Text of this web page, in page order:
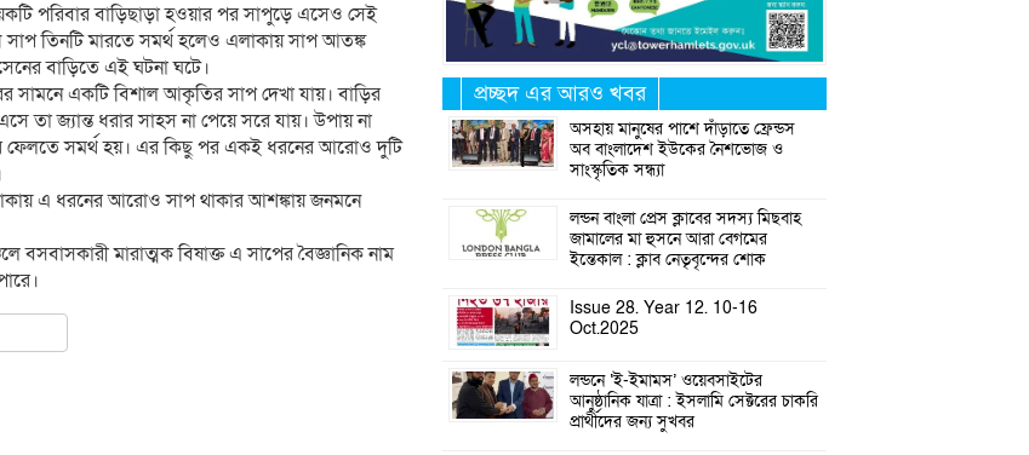
পরিবার বাড়িছাড়া হওয়ার পর সাপুড়ে এসেও সেই
সাপ তিনটি মারতে সমর্থ হলেও এলাকায় সাপ আতঙ্ক
বাড়িতে এই ঘটনা ঘটে।
সামনে একটি বিশাল আকৃতির সাপ দেখা যায়। বাড়ির
তা জ্যান্ত ধরার সাহস না পেয়ে সরে যায়। উপায় না
ফেলতে সমর্থ হয়। এর কিছু পর একই ধরনের আরোও দুটি
এ ধরনের আরোও সাপ থাকার আশঙ্কায় জনমনে
বসবাসকারী মারাত্মক বিষাক্ত এ সাপের বৈজ্ঞানিক নাম
প্রচ্ছদ এর আরও খবর
অসহায় মানুষের পাশে দাঁড়াতে ফ্রেন্ডস
অব বাংলাদেশ ইউকের নৈশভোজ ও
সাংস্কৃতিক সন্ধ্যা
লন্ডন বাংলা প্রেস ক্লাবের সদস্য মিছবাহ
জামালের মা হুসনে আরা বেগমের
ইন্তেকাল : ক্লাব নেতৃবৃন্দের শোক
Issue 28. Year 12. 10-16
Oct.2025
লন্ডনে ‘ই-ইমামস’ ওয়েবসাইটের
আনুষ্ঠানিক যাত্রা : ইসলামি সেক্টরের চাকরি
প্রার্থীদের জন্য সুখবর